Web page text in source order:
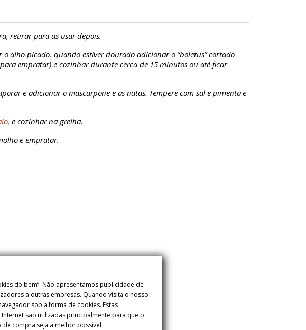
retirar para as usar depois.
alho picado, quando estiver dourado adicionar o “boletus” cortado
empratar) e cozinhar durante cerca de 15 minutos ou até ficar
e adicionar o mascarpone e as natas. Tempere com sal e pimenta e
, e cozinhar na grelha.
e empratar.
do bem”. Não apresentamos publicidade de
a outras empresas. Quando visita o nosso
sob a forma de cookies. Estas
são utilizadas principalmente para que o
compra seja a melhor possível.